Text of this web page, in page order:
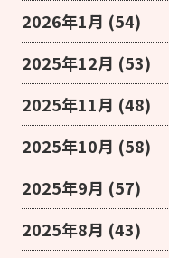
2026年1月 (54)
2025年12月 (53)
2025年11月 (48)
2025年10月 (58)
2025年9月 (57)
2025年8月 (43)